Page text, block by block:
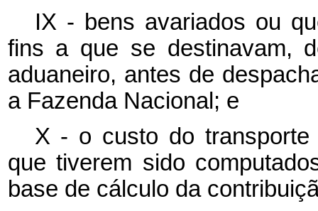
IX - bens avariados ou
fins a que se destinavam,
aduaneiro, antes de
a Fazenda Nacional; e
X - o custo do transporte
que tiverem sido
base de cálculo da